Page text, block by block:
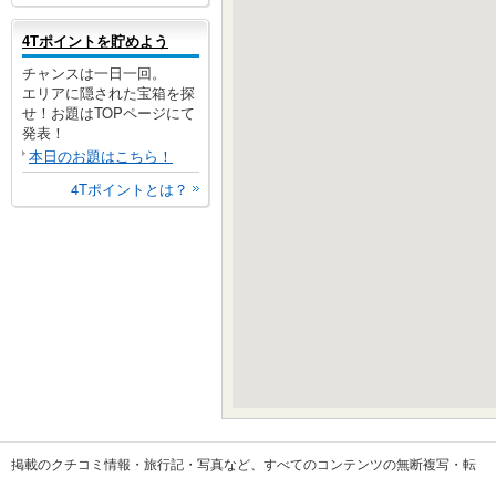
4Tポイントを貯めよう
チャンスは一日一回。
エリアに隠された宝箱を探
せ！お題はTOPページにて
発表！
本日のお題はこちら！
4Tポイントとは？
掲載のクチコミ情報・旅行記・写真など、すべてのコンテンツの無断複写・転